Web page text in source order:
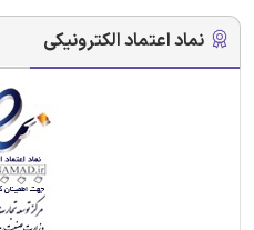
نماد اعتماد الکترونیکی